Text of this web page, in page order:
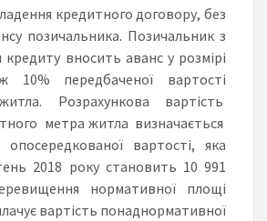
кредитного договору, без
позичальника. Позичальник з
вносить аванс у розмірі
передбаченої вартості
Розрахункова вартість
метра житла визначається
вартості, яка
2018 року становить 10 991
нормативної площі
вартість понаднормативної